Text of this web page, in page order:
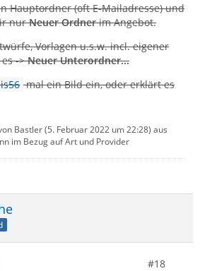
Hauptordner (oft E-Mailadresse) und
nurNeuer Ordnerim Angebot.
Vorlagen u.s.w. incl. eigener
->Neuer Unterordner...
mal ein Bild ein, oder erklärt es
Bastler (5. Februar 2022 um 22:28) aus
im Bezug auf Art und Provider
#18